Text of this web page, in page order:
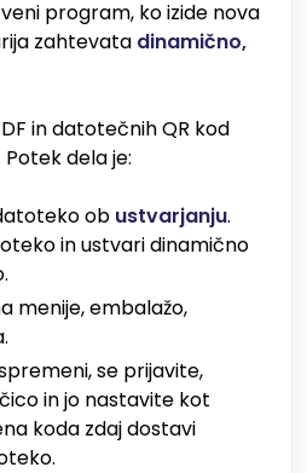
program, ko izide nova
zahtevata dinamično,
in datotečnih QR kod
dela je:
ob ustvarjanju.
in ustvari dinamično
menije, embalažo,
se prijavite,
in jo nastavite kot
koda zdaj dostavi